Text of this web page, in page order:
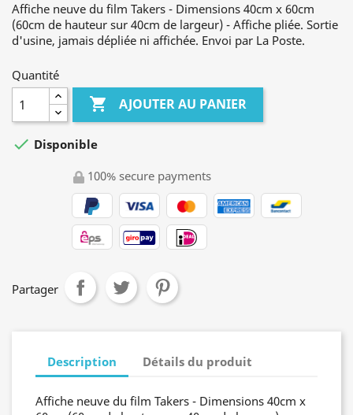
Affiche neuve du film Takers - Dimensions 40cm x 60cm
(60cm de hauteur sur 40cm de largeur) - Affiche pliée. Sortie
d'usine, jamais dépliée ni affichée. Envoi par La Poste.
Quantité
 AJOUTER AU PANIER
 Disponible
100% secure payments
Partager
Description Détails du produit
Affiche neuve du film Takers - Dimensions 40cm x